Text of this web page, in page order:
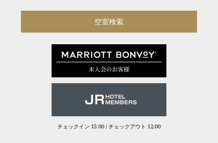
チェックイン 15:00 / チェックアウト 12:00